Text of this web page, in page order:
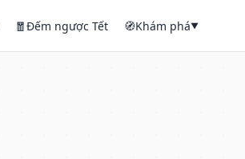
🧧Đếm ngược Tết 🧭Khám phá▼